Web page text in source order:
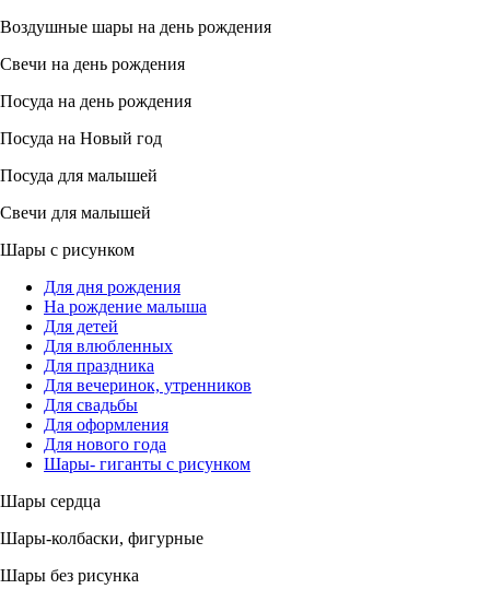
Воздушные шары на день рождения
Свечи на день рождения
Посуда на день рождения
Посуда на Новый год
Посуда для малышей
Свечи для малышей
Шары с рисунком
Для дня рождения
На рождение малыша
Для детей
Для влюбленных
Для праздника
Для вечеринок, утренников
Для свадьбы
Для оформления
Для нового года
Шары- гиганты с рисунком
Шары сердца
Шары-колбаски, фигурные
Шары без рисунка